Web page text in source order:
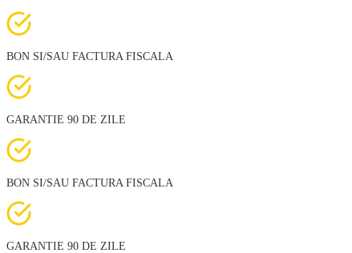
BON SI/SAU FACTURA FISCALA
GARANTIE 90 DE ZILE
BON SI/SAU FACTURA FISCALA
GARANTIE 90 DE ZILE